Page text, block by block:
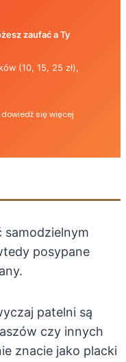
zaufać a Ty
(10, 15, 25 zł),
dowiedź się więcej
samodzielnym
posypane
patelni są
czy innych
znacie jako placki